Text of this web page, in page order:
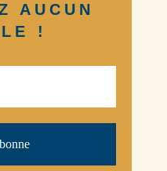
AUCUN
!